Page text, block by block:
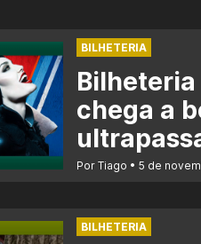
BILHETERIA
chega a
Por Tiago 5 de
BILHETERIA